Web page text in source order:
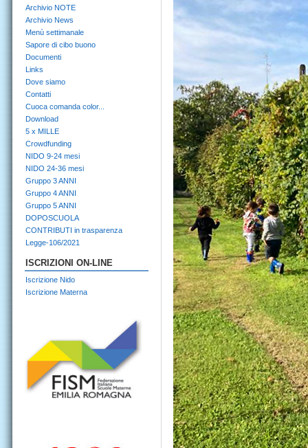
Archivio NOTE
Archivio News
Menù settimanale
Sapore di cibo buono
Documenti
Links
Dove siamo
Contatti
Cuoca comanda color...
Download
5 x MILLE
Crowdfunding
NIDO 9-24 mesi
NIDO 24-36 mesi
Gruppo 3 ANNI
Gruppo 4 ANNI
Gruppo 5 ANNI
DOPOSCUOLA
CONTRIBUTI in trasparenza
Legge-106/2021
ISCRIZIONI ON-LINE
Iscrizione Nido
Iscrizione Materna